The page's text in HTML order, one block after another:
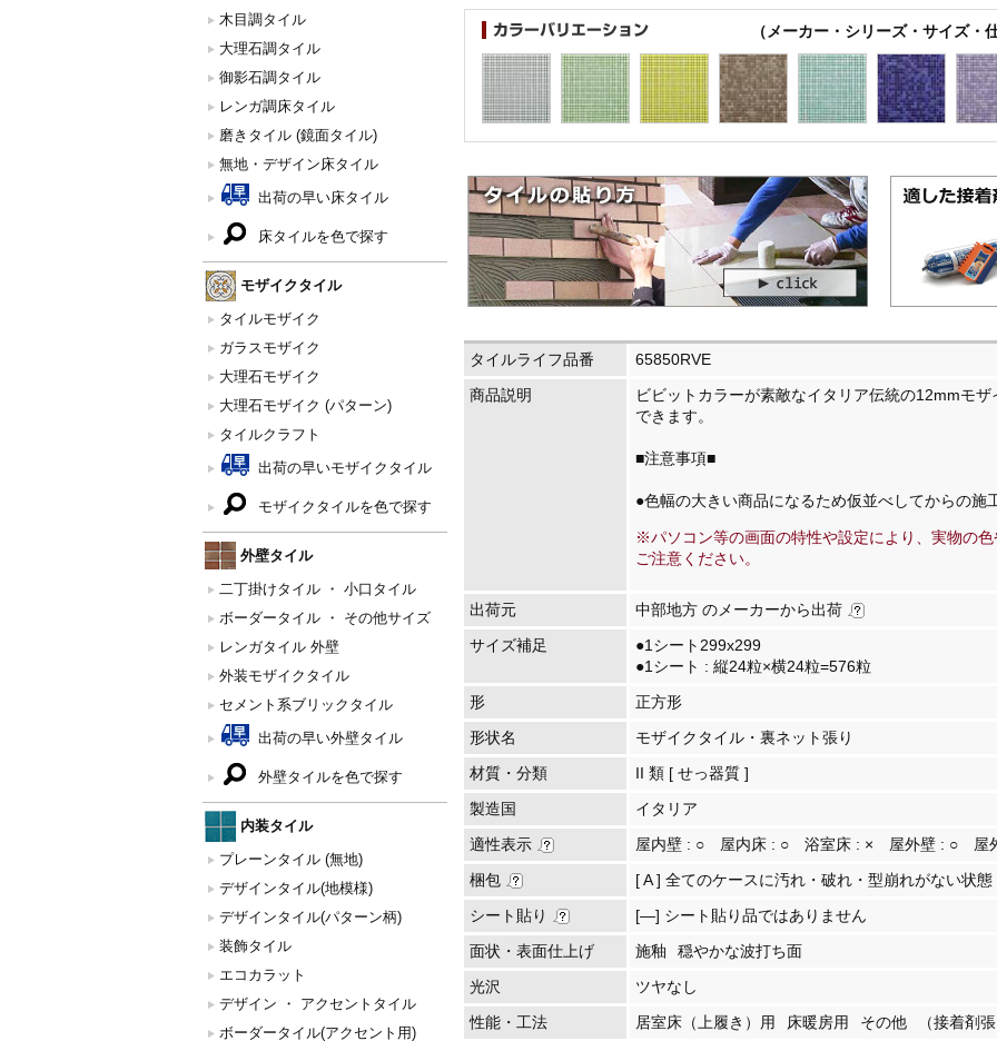
木目調タイル
大理石調タイル
御影石調タイル
レンガ調床タイル
磨きタイル (鏡面タイル)
無地・デザイン床タイル
出荷の早い床タイル
床タイルを色で探す
モザイクタイル
タイルモザイク
ガラスモザイク
大理石モザイク
大理石モザイク (パターン)
タイルクラフト
出荷の早いモザイクタイル
モザイクタイルを色で探す
外壁タイル
二丁掛けタイル ・ 小口タイル
ボーダータイル ・ その他サイズ
レンガタイル 外壁
外装モザイクタイル
セメント系ブリックタイル
出荷の早い外壁タイル
外壁タイルを色で探す
内装タイル
プレーンタイル (無地)
デザインタイル(地模様)
デザインタイル(パターン柄)
装飾タイル
エコカラット
デザイン ・ アクセントタイル
ボーダータイル(アクセント用)
（メーカー・シリーズ・サイズ・
タイルライフ品番
65850RVE
商品説明
ビビットカラーが素敵なイタリア伝統の12mmモ
できます。
■注意事項■
●色幅の大きい商品になるため仮並べしてからの施
※パソコン等の画面の特性や設定により、実物の色
ご注意ください。
出荷元
中部地方 のメーカーから出荷
サイズ補足
●1シート299x299
●1シート : 縦24粒×横24粒=576粒
形
正方形
形状名
モザイクタイル・裏ネット張り
材質・分類
II 類 [ せっ器質 ]
製造国
イタリア
適性表示
屋内壁 : ○ 屋内床 : ○ 浴室床 : × 屋外壁 : ○ 屋
梱包
[ A ] 全てのケースに汚れ・破れ・型崩れがない状態
シート貼り
[―] シート貼り品ではありません
面状・表面仕上げ
施釉
穏やかな波打ち面
光沢
ツヤなし
性能・工法
居室床（上履き）用 床暖房用 その他 （接着剤